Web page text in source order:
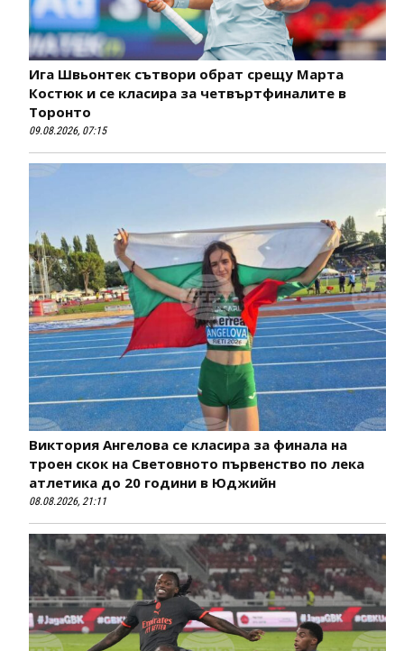
Ига Швьонтек сътвори обрат срещу Марта
Костюк и се класира за четвъртфиналите в
Торонто
09.08.2026, 07:15
Виктория Ангелова се класира за финала на
троен скок на Световното първенство по лека
атлетика до 20 години в Юджийн
08.08.2026, 21:11